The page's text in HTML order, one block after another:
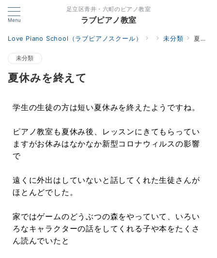
Menu
足立区青井・六町のピアノ教室
ラブピアノ教室
Love Piano School（ラブピアノスクール） 未分類 夏休みを終えて
未分類
夏休みを終えて
学生の生徒の方は短い夏休みを終えたようですね。
ピアノ教室も夏休み後、レッスンにきてもらってい
ますがお休みはなかなか新型コロナウィルスの影響
で
遠くに外出はしていないと話してくれた生徒さんが
ほとんどでした。
家ではゲームのどうぶつの森をやっていて、いろい
ろなキャラクターの話をしてくれる子や本をたくさ
ん読んでいたと